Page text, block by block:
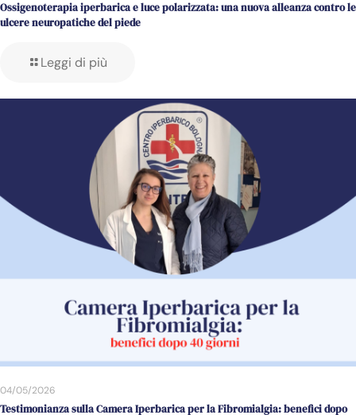
Ossigenoterapia iperbarica e luce polarizzata: una nuova alleanza contro le
ulcere neuropatiche del piede
Leggi di più
04/05/2026
Testimonianza sulla Camera Iperbarica per la Fibromialgia: benefici dopo